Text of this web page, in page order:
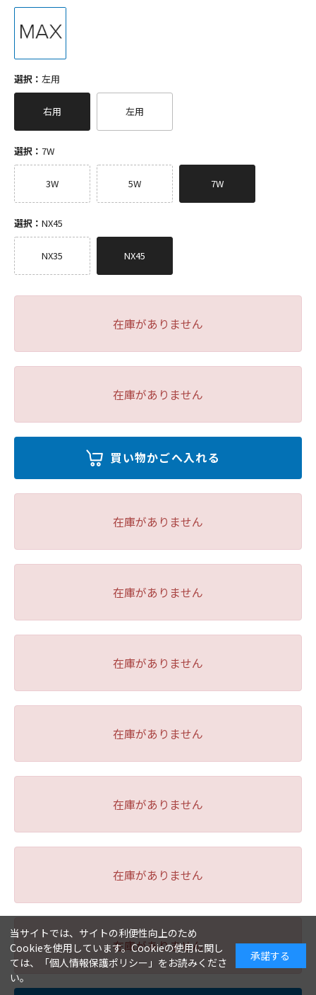
選択： 左用
右用 左用
選択： 7W
3W 5W 7W
選択： NX45
NX35 NX45
在庫がありません
在庫がありません
在庫がありません
在庫がありません
在庫がありません
在庫がありません
在庫がありません
在庫がありません
在庫がありません
当サイトでは、サイトの利便性向上のため
Cookieを使用しています。Cookieの使用に関し
ては、「個人情報保護ポリシー 」をお読みくださ
い。
承諾する